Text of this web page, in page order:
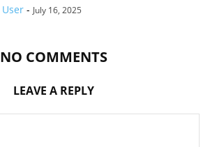
User - July 16, 2025
NO COMMENTS
LEAVE A REPLY